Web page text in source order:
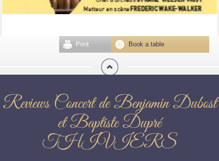
Book a table
Print
Reviews Concert de Benjamin Dubost
et Baptiste Dupré
THIVIERS